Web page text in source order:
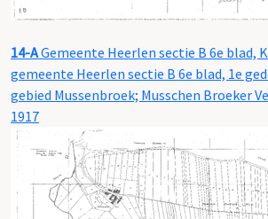
14-AGemeente Heerlen sectie B 6e blad,
gemeente Heerlen sectie B 6e blad, 1e
gebied Mussenbroek; Musschen Broeker
1917